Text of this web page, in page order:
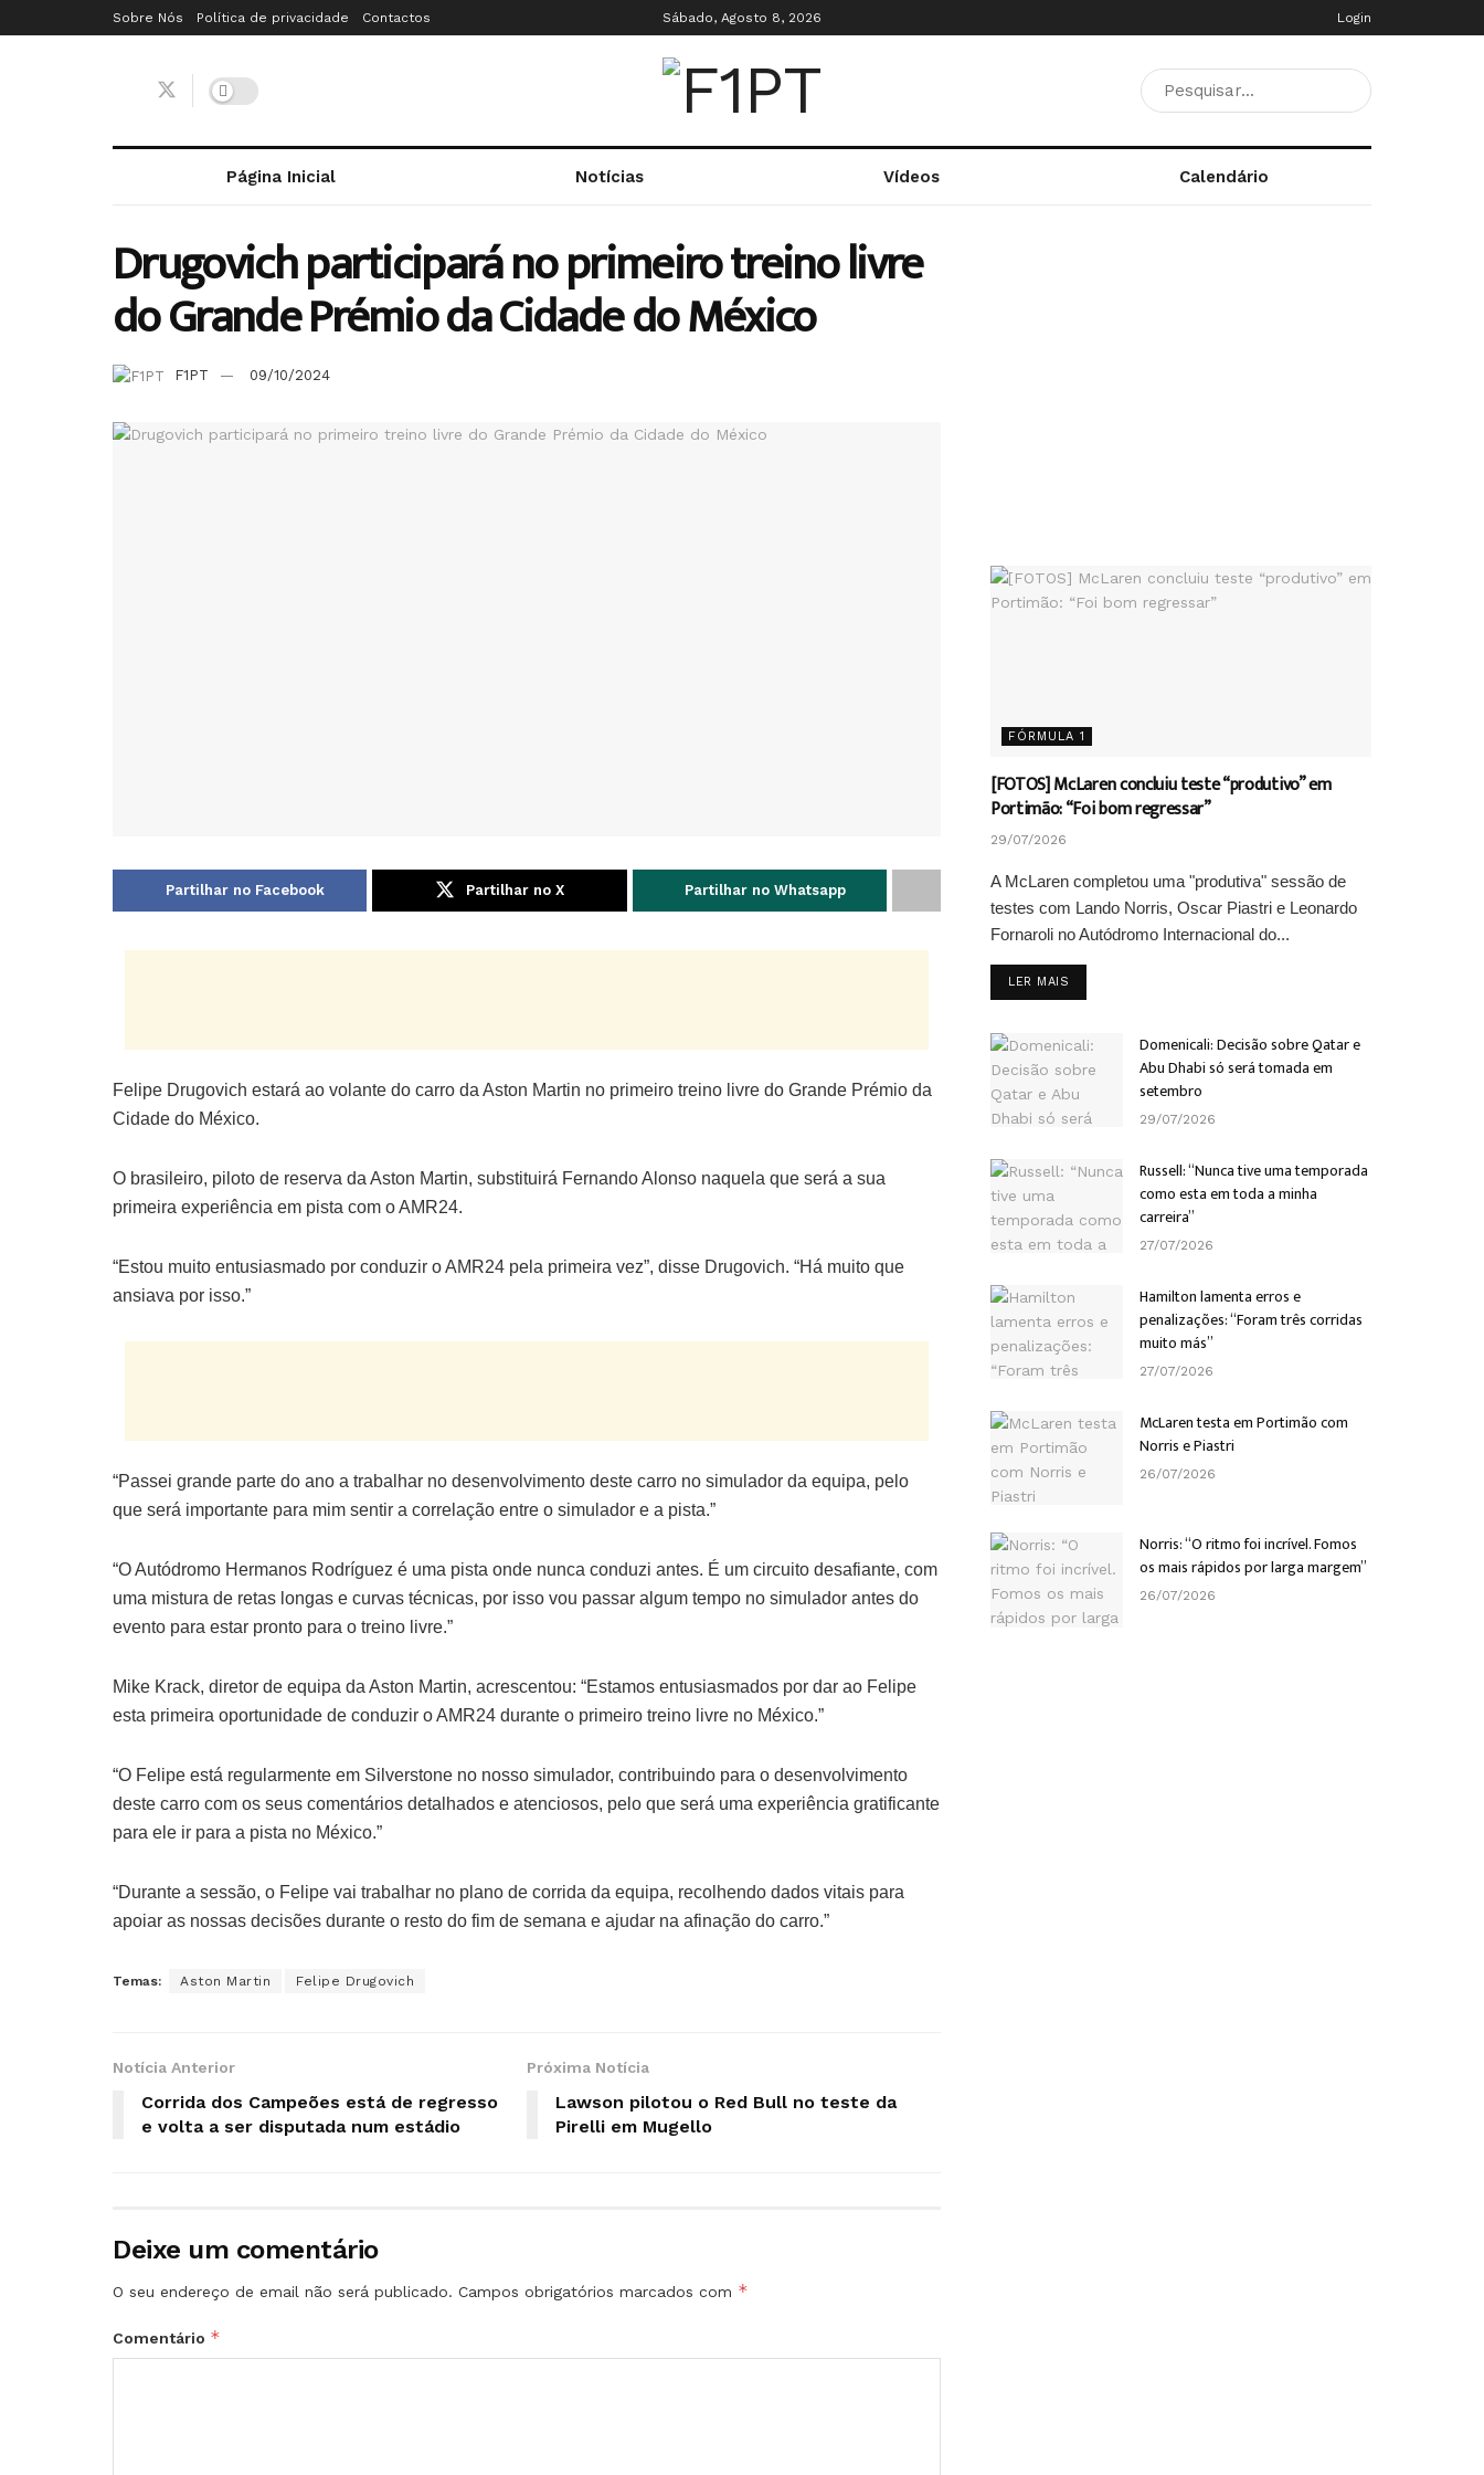
Sobre Nós Política de privacidade Contactos Sábado, Agosto 8, 2026 Login
Página Inicial Notícias Vídeos Calendário
Drugovich participará no primeiro treino livre
do Grande Prémio da Cidade do México
F1PT 09/10/2024
Partilhar no Facebook Partilhar no X Partilhar no Whatsapp
Felipe Drugovich estará ao volante do carro da Aston Martin no primeiro treino livre do Grande Prémio da
Cidade do México.
O brasileiro, piloto de reserva da Aston Martin, substituirá Fernando Alonso naquela que será a sua
primeira experiência em pista com o AMR24.
“Estou muito entusiasmado por conduzir o AMR24 pela primeira vez”, disse Drugovich. “Há muito que
ansiava por isso.”
“Passei grande parte do ano a trabalhar no desenvolvimento deste carro no simulador da equipa, pelo
que será importante para mim sentir a correlação entre o simulador e a pista.”
“O Autódromo Hermanos Rodríguez é uma pista onde nunca conduzi antes. É um circuito desafiante, com
uma mistura de retas longas e curvas técnicas, por isso vou passar algum tempo no simulador antes do
evento para estar pronto para o treino livre.”
Mike Krack, diretor de equipa da Aston Martin, acrescentou: “Estamos entusiasmados por dar ao Felipe
esta primeira oportunidade de conduzir o AMR24 durante o primeiro treino livre no México.”
“O Felipe está regularmente em Silverstone no nosso simulador, contribuindo para o desenvolvimento
deste carro com os seus comentários detalhados e atenciosos, pelo que será uma experiência gratificante
para ele ir para a pista no México.”
“Durante a sessão, o Felipe vai trabalhar no plano de corrida da equipa, recolhendo dados vitais para
apoiar as nossas decisões durante o resto do fim de semana e ajudar na afinação do carro.”
Temas: Aston Martin Felipe Drugovich
Notícia Anterior
Corrida dos Campeões está de regresso
e volta a ser disputada num estádio
Próxima Notícia
Lawson pilotou o Red Bull no teste da
Pirelli em Mugello
Deixe um comentário
O seu endereço de email não será publicado. Campos obrigatórios marcados com *
Comentário *
FÓRMULA 1
[FOTOS] McLaren concluiu teste “produtivo” em
Portimão: “Foi bom regressar”
29/07/2026
A McLaren completou uma "produtiva" sessão de
testes com Lando Norris, Oscar Piastri e Leonardo
Fornaroli no Autódromo Internacional do...
LER MAIS
Domenicali: Decisão sobre Qatar e
Abu Dhabi só será tomada em
setembro
29/07/2026
Russell: “Nunca tive uma temporada
como esta em toda a minha
carreira”
27/07/2026
Hamilton lamenta erros e
penalizações: “Foram três corridas
muito más”
27/07/2026
McLaren testa em Portimão com
Norris e Piastri
26/07/2026
Norris: “O ritmo foi incrível. Fomos
os mais rápidos por larga margem”
26/07/2026